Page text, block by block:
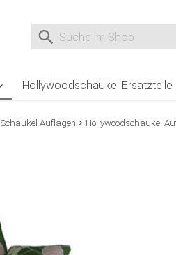
Suche nach
Hollywoodschaukel Ersatzteile
Schaukel Auflagen Hollywoodschaukel